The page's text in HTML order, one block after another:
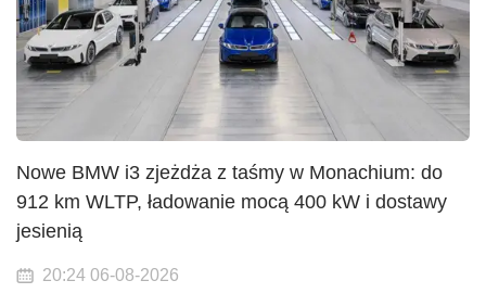
Nowe BMW i3 zjeżdża z taśmy w Monachium: do
912 km WLTP, ładowanie mocą 400 kW i dostawy
jesienią
20:24 06-08-2026